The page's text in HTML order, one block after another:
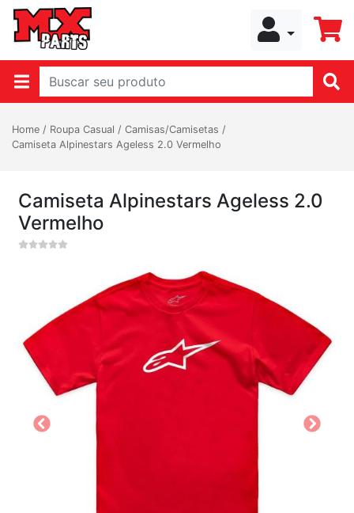
Home / Roupa Casual / Camisas/Camisetas /
Camiseta Alpinestars Ageless 2.0 Vermelho
Camiseta Alpinestars Ageless 2.0
Vermelho